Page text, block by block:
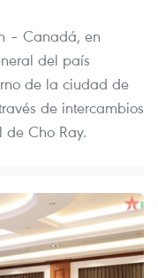
– Canadá, en
del país
de la ciudad de
de intercambios
Cho Ray.